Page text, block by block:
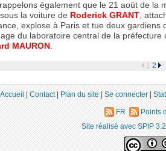
également que le 21 août de la
sous la voiture de Roderick GRANT,
explose à Paris et tue deux gardiens
du laboratoire central de la préfecture
MAURON.
1 2
Accueil|Contact|Plan du site|Se connecter|
FR Points
Site réalisé avec SPIP